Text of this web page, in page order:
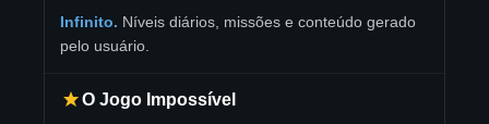
Infinito. Níveis diários, missões e conteúdo gerado
pelo usuário.
O Jogo Impossível